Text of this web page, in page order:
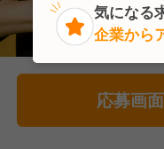
応募画
気になる
企業から